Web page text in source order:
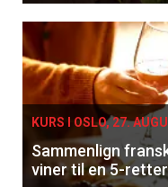
KURS I OSLO, 27.
Sammenlign
viner til en 5-